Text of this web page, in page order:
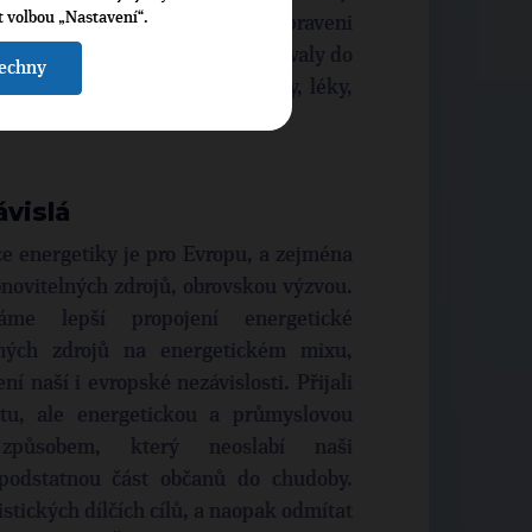
důležité zájmy, jsme připraveni
se ani Česko, ani EU nedostávaly do
(např. strategické suroviny, léky,
energetiky je pro Evropu, a zejména
zdrojů, obrovskou výzvou.
lepší propojení energetické
zdrojů na energetickém mixu,
naší i evropské nezávislosti. Přijali
ale energetickou a průmyslovou
který neoslabí naši
část občanů do chudoby.
dílčích cílů, a naopak odmítat
„Nastavení“.